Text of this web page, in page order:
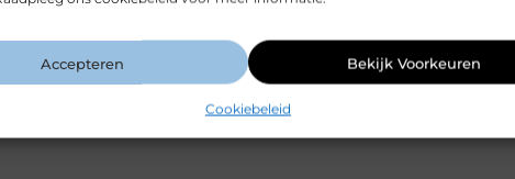
Accepteren Bekijk Voorkeuren
Cookiebeleid
tot zonsondergang. Bezoekers worden aangemoedigd
geplaatst met informatie over de plattegrond van
monumenten.